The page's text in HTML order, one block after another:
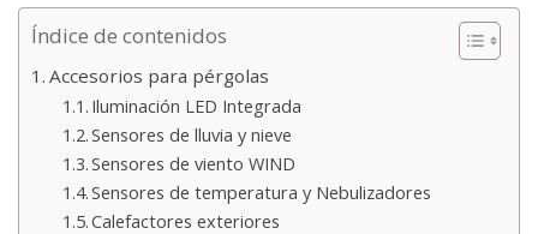
Índice de contenidos
Accesorios para pérgolas
Iluminación LED Integrada
Sensores de lluvia y nieve
Sensores de viento WIND
Sensores de temperatura y Nebulizadores
Calefactores exteriores